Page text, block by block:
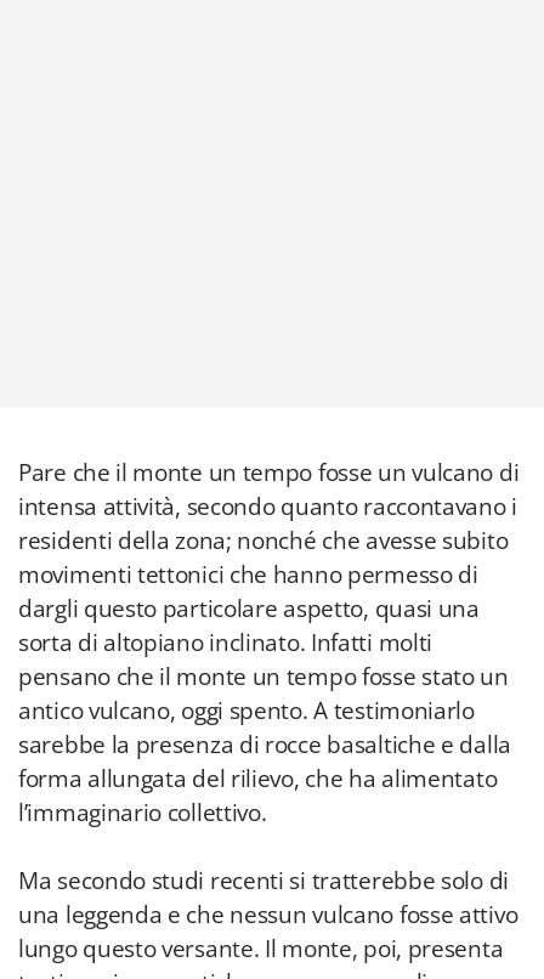
Pare che il monte un tempo fosse un vulcano di
intensa attività, secondo quanto raccontavano i
residenti della zona; nonché che avesse subito
movimenti tettonici che hanno permesso di
dargli questo particolare aspetto, quasi una
sorta di altopiano inclinato. Infatti molti
pensano che il monte un tempo fosse stato un
antico vulcano, oggi spento. A testimoniarlo
sarebbe la presenza di rocce basaltiche e dalla
forma allungata del rilievo, che ha alimentato
l’immaginario collettivo.
Ma secondo studi recenti si tratterebbe solo di
una leggenda e che nessun vulcano fosse attivo
lungo questo versante. Il monte, poi, presenta